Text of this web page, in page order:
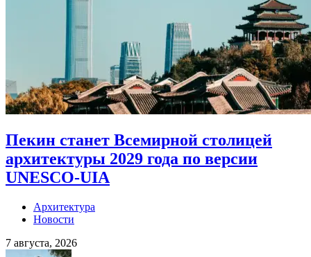
Пекин станет Всемирной столицей
архитектуры 2029 года по версии
UNESCO-UIA
Архитектура
Новости
7 августа, 2026